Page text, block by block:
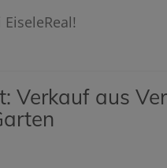
Verkauf aus